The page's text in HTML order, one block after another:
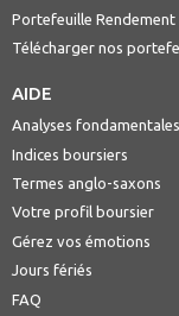
Portefeuille Rendement
Télécharger nos
AIDE
Analyses fondamentales
Indices boursiers
Termes anglo-saxons
Votre profil boursier
Gérez vos émotions
Jours fériés
FAQ